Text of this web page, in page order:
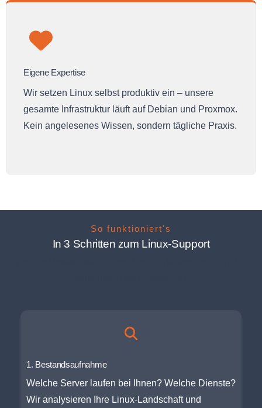
Eigene Expertise
Wir setzen Linux selbst produktiv ein – unsere
gesamte Infrastruktur läuft auf Debian und Proxmox.
Kein angelesenes Wissen, sondern tägliche Praxis.
So funktioniert's
In 3 Schritten zum Linux-Support
1. Bestandsaufnahme
Welche Server laufen bei Ihnen? Welche Dienste?
Wir analysieren Ihre Linux-Landschaft und